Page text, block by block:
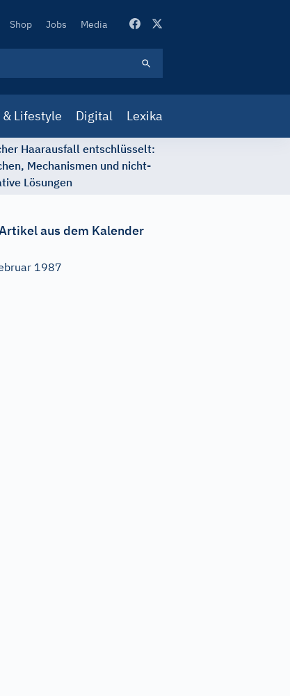
Secondary
Shop Jobs Media
& Lifestyle Digital Lexika
Haarausfall entschlüsselt:
Mechanismen und nicht-
Lösungen
aus dem Kalender
1987